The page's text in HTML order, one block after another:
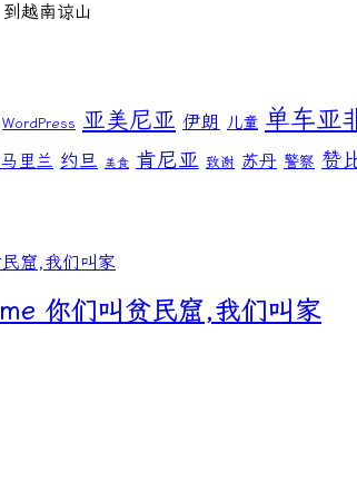
越南谅山
WordPress 亚美尼亚 伊朗 儿童 单车亚
里兰 约旦 美食 肯尼亚 致谢 苏丹 警察 赞
你们叫贫民窟,我们叫家